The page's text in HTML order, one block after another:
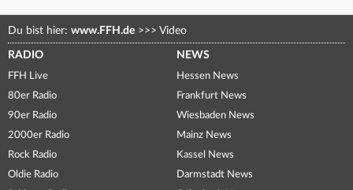
Du bist hier: www.FFH.de >>> Video
RADIO
FFH Live
80er Radio
90er Radio
2000er Radio
Rock Radio
Oldie Radio
NEWS
Hessen News
Frankfurt News
Wiesbaden News
Mainz News
Kassel News
Darmstadt News